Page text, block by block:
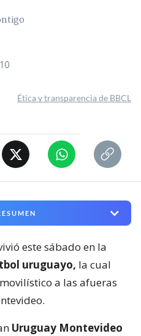
Ética y transparencia de BBCL
este sábado en la
uruguayo, la cual
a las afueras
Uruguay Montevideo